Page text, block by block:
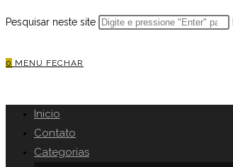
Pesquisar neste site
0 MENU FECHAR
Inicio
Contato
Categorias